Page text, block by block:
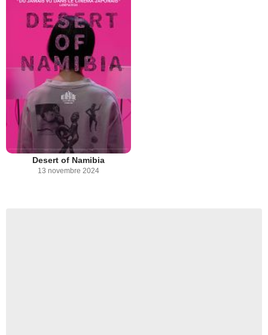
Desert of Namibia
13 novembre 2024